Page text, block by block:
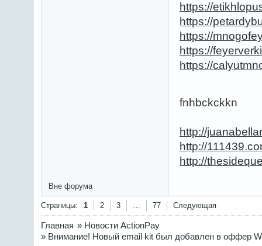
https://
https://
https://
https://
https://
fnhbckckkn
http://
http://
http://
Вне форума
Страницы: 1 2 3 … 77 Следующая
Главная » Новости ActionPay
» Внимание! Новый email kit был добавлен в оффер